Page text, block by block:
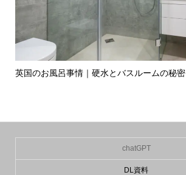
英国のお風呂事情｜硬水とバスルームの秘密
chatGPT
DL資料